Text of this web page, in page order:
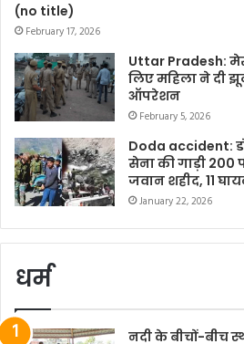
(no title)
February 17, 2026
Uttar Pradesh:
लिए महिला ने दी
ऑपरेशन
February 5, 2026
Doda accident:
सेना की गाड़ी 200
जवान शहीद, 11
January 22, 2026
धर्म
नदी के बीचों-बीच